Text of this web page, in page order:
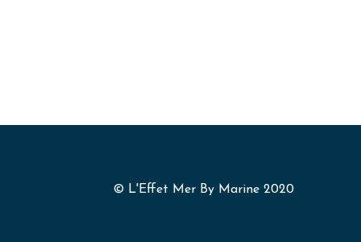
© L'Effet Mer By Marine 2020